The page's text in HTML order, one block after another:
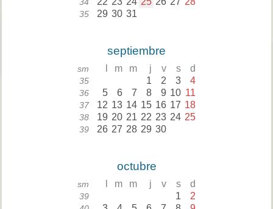
35 29 30 31
septiembre
sm m m j v s d
35 1 2 3 4
36 5 6 7 8 9 10 11
37 12 13 14 15 16 17 18
38 19 20 21 22 23 24 25
39 26 27 28 29 30
octubre
sm m m j v s d
39 1 2